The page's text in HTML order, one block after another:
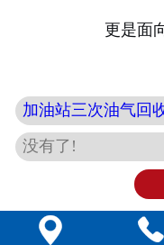
更是面
没有了!
 